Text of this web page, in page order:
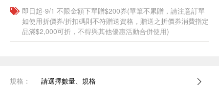
即日起-9/1 不限金額下單贈$200券(單筆不累贈，請注意訂單
如使用折價券/折扣碼則不符贈送資格，贈送之折價券消費指定
品滿$2,000可折，不得與其他優惠活動合併使用)
規格： 請選擇數量、規格